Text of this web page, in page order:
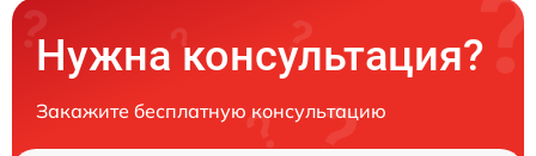
Нужна консультация?
Закажите бесплатную консультацию